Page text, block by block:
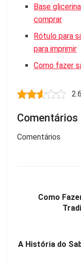
Base
comprar
Rótulo para
para imprimir
Como fazer
Comentários
Comentários
Como
A História do